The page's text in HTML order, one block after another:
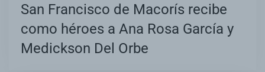
San Francisco de Macorís recibe
como héroes a Ana Rosa García y
Medickson Del Orbe